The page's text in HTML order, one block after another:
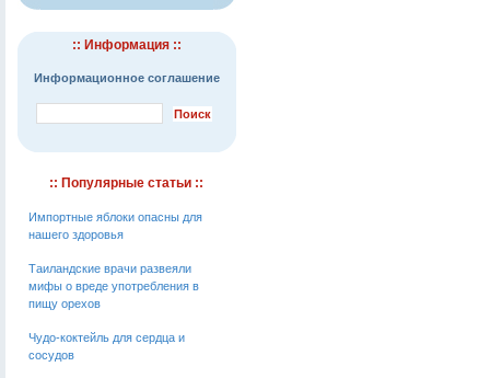
:: Информация ::
Информационное соглашение
:: Популярные статьи ::
Импортные яблоки опасны для
нашего здоровья
Таиландские врачи развеяли
мифы о вреде употребления в
пищу орехов
Чудо-коктейль для сердца и
сосудов